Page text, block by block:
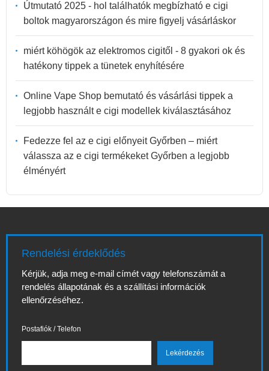
Útmutató 2025 - hol találhatók megbízható e cigi
boltok magyarországon és mire figyelj vásárláskor
miért köhögök az elektromos cigitől - 8 gyakori ok és
hatékony tippek a tünetek enyhítésére
Online Vape Shop bemutató és vásárlási tippek a
legjobb használt e cigi modellek kiválasztásához
Fedezze fel az e cigi előnyeit Győrben – miért
válassza az e cigi termékeket Győrben a legjobb
élményért
Rendelési érdeklődés
Kérjük, adja meg e-mail címét vagy telefonszámát a
rendelés állapotának és a szállítási információk
ellenőrzéséhez.
Postafiók / Telefon